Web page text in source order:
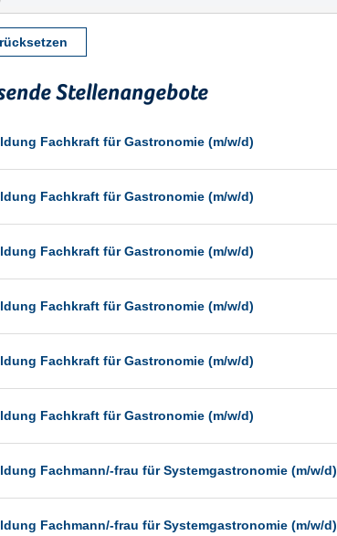
Celle
Chemnitz
Dresden
Düsseldorf
Erfurt
Essen
Frankfurt
Freiburg
Hamburg
Hannover
Heilbronn
Stellenangebote
Fachkraft für Gastronomie (m/w/d)
Fachkraft für Gastronomie (m/w/d)
Fachkraft für Gastronomie (m/w/d)
Fachkraft für Gastronomie (m/w/d)
Fachkraft für Gastronomie (m/w/d)
Fachkraft für Gastronomie (m/w/d)
Fachmann/-frau für Systemgastronomie (m/w/d)
Fachmann/-frau für Systemgastronomie (m/w/d)